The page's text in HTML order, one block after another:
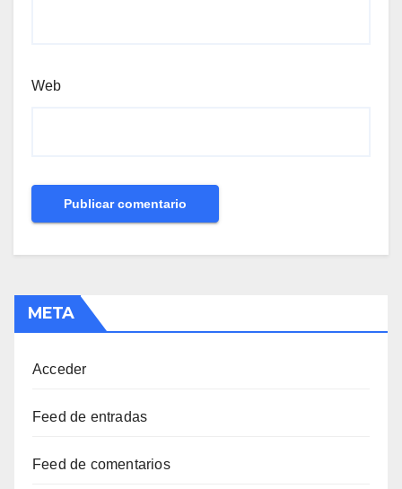
Web
META
Acceder
Feed de entradas
Feed de comentarios